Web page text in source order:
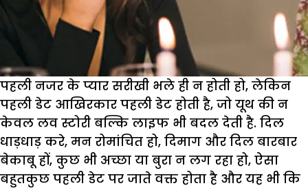
पहली नजर के प्यार सरीखी भले ही न होती हो, लेकिन
पहली डेट आखिरकार पहली डेट होती है, जो यूथ की न
केवल लव स्टोरी बल्कि लाइफ भी बदल देती है. दिल
धाड़धाड़ करे, मन रोमांचित हो, दिमाग और दिल बारबार
बेकाबू हों, कुछ भी अच्छा या बुरा न लग रहा हो, ऐसा
बहुतकुछ पहली डेट पर जाते वक्त होता है और यह भी कि